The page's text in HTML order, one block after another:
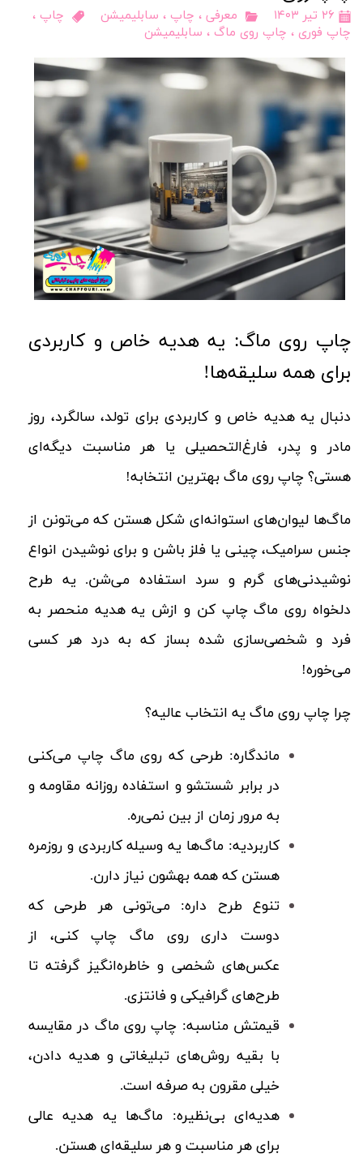
۲۶ تیر ۱۴۰۳ معرفی ، چاپ ، سابلیمیشن چاپ ،
چاپ فوری ، چاپ روی ماگ ، سابلیمیشن
چاپ روی ماگ: یه هدیه خاص و کاربردی
برای همه سلیقه‌ها!
دنبال یه هدیه خاص و کاربردی برای تولد، سالگرد، روز
مادر و پدر، فارغ‌التحصیلی یا هر مناسبت دیگه‌ای
هستی؟ چاپ روی ماگ بهترین انتخابه!
ماگ‌ها لیوان‌های استوانه‌ای شکل هستن که می‌تونن از
جنس سرامیک، چینی یا فلز باشن و برای نوشیدن انواع
نوشیدنی‌های گرم و سرد استفاده می‌شن. یه طرح
دلخواه روی ماگ چاپ کن و ازش یه هدیه منحصر به
فرد و شخصی‌سازی شده بساز که به درد هر کسی
می‌خوره!
چرا چاپ روی ماگ یه انتخاب عالیه؟
ماندگاره: طرحی که روی ماگ چاپ می‌کنی
در برابر شستشو و استفاده روزانه مقاومه و
به مرور زمان از بین نمی‌ره.
کاربردیه: ماگ‌ها یه وسیله کاربردی و روزمره
هستن که همه بهشون نیاز دارن.
تنوع طرح داره: می‌تونی هر طرحی که
دوست داری روی ماگ چاپ کنی، از
عکس‌های شخصی و خاطره‌انگیز گرفته تا
طرح‌های گرافیکی و فانتزی.
قیمتش مناسبه: چاپ روی ماگ در مقایسه
با بقیه روش‌های تبلیغاتی و هدیه دادن،
خیلی مقرون به صرفه است.
هدیه‌ای بی‌نظیره: ماگ‌ها یه هدیه عالی
برای هر مناسبت و هر سلیقه‌ای هستن.